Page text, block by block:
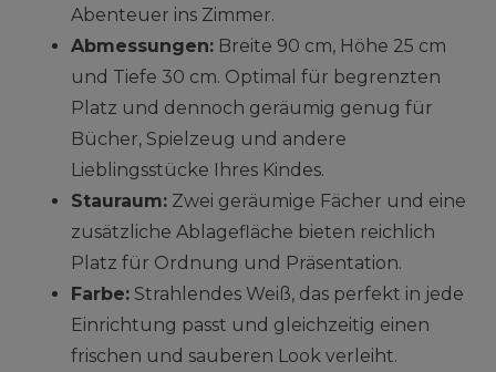
Abenteuer ins Zimmer.
Abmessungen: Breite 90 cm, Höhe 25 cm
und Tiefe 30 cm. Optimal für begrenzten
Platz und dennoch geräumig genug für
Bücher, Spielzeug und andere
Lieblingsstücke Ihres Kindes.
Stauraum: Zwei geräumige Fächer und eine
zusätzliche Ablagefläche bieten reichlich
Platz für Ordnung und Präsentation.
Farbe: Strahlendes Weiß, das perfekt in jede
Einrichtung passt und gleichzeitig einen
frischen und sauberen Look verleiht.